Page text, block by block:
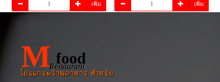
เพิ่ม
เพิ่ม
M food
Restaurant
โปรแกรมร้านอาหาร สำหรับ